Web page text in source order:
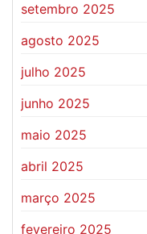
setembro 2025
agosto 2025
julho 2025
junho 2025
maio 2025
abril 2025
março 2025
fevereiro 2025